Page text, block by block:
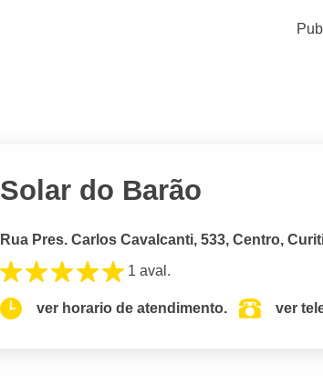
Solar do Barão
Rua Pres. Carlos Cavalcanti, 533, Centro,
1 aval.
ver horario de atendimento. ver